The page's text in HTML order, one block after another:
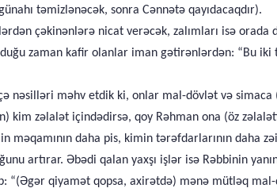
təmizlənəcək, sonra Cənnətə qayıdacaqdır).
çəkinənlərə nicat verəcək, zalımları isə orada
zaman kafir olanlar iman gətirənlərdən: “Bu iki
nəsilləri məhv etdik ki, onlar mal-dövlət və
kim zəlalət içindədirsə, qoy Rəhman ona (öz
məqamının daha pis, kimin tərəfdarlarının daha
artırar. Əbədi qalan yaxşı işlər isə Rəbbinin
“(Əgər qiyamət qopsa, axirətdə) mənə mütləq